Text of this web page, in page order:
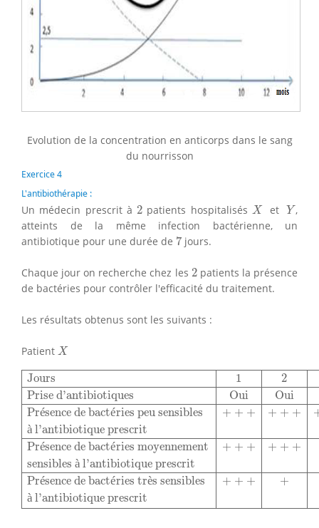
Evolution de la concentration en anticorps dans le sang
du nourrisson
Exercice 4
L'antibiothérapie :
Un médecin prescrit à 2
2 patients hospitalisés X
X et Y
Y ,
atteints de la même infection bactérienne, un
antibiotique pour une durée de 7
7 jours.
Chaque jour on recherche chez les 2
2patients la présence
de bactéries pour contrôler l'efficacité du traitement.
Les résultats obtenus sont les suivants :
Patient X
X
Jours 1
2
Prise d'antibiotiques
Oui
Oui
Présence de bactéries peu sensibles + + + + + +
à l'antibiotique prescrit
Présence de bactéries moyennement + + + + + +
sensibles à l'antibiotique prescrit
Présence de bactéries très sensibles + + + +
à l'antibiotique prescrit
Jours1234567Prise d'antibiotiquesOuiOuiOuiOuiOui